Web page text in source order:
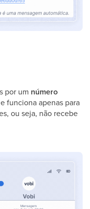
por um número
funciona apenas para
ou seja, não recebe